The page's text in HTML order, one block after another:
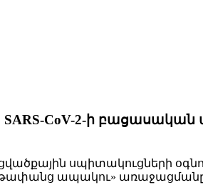
CoV-2-ի
սպիտակուցների
ապակու»